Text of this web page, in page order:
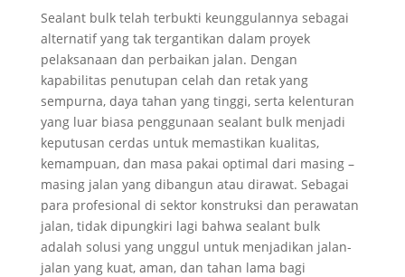
Sealant bulk telah terbukti keunggulannya sebagai
alternatif yang tak tergantikan dalam proyek
pelaksanaan dan perbaikan jalan. Dengan
kapabilitas penutupan celah dan retak yang
sempurna, daya tahan yang tinggi, serta kelenturan
yang luar biasa penggunaan sealant bulk menjadi
keputusan cerdas untuk memastikan kualitas,
kemampuan, dan masa pakai optimal dari masing –
masing jalan yang dibangun atau dirawat. Sebagai
para profesional di sektor konstruksi dan perawatan
jalan, tidak dipungkiri lagi bahwa sealant bulk
adalah solusi yang unggul untuk menjadikan jalan-
jalan yang kuat, aman, dan tahan lama bagi